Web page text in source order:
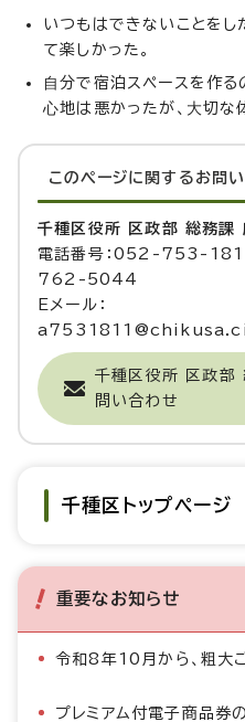
いつもはできないことをし
て楽しかった。
⾃分で宿泊スペースを作る
⼼地は悪かったが、⼤切な
このページに関する お問
千種区役所 区政部 総務課
電話番号：052-753-
762-5044
Eメール：
千種区役所 区政部
問い合わせ
千種区トップページ
重要なお知らせ
令和8年10月から、粗大
プレミアム付電子商品券